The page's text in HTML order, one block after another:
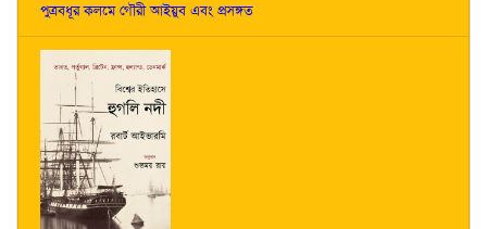
পুত্রবধূর কলমে গৌরী আইয়ুব এবং প্রসঙ্গত